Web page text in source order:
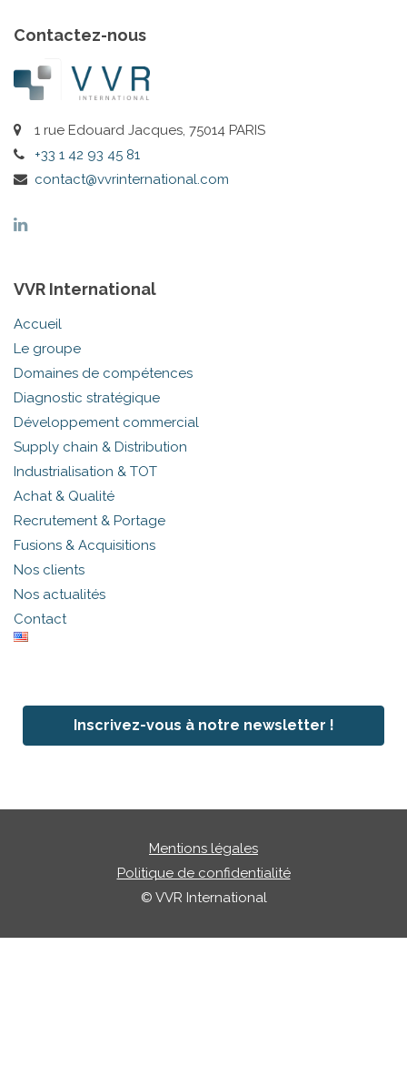
Contactez-nous
1 rue Edouard Jacques, 75014 PARIS
+33 1 42 93 45 81
contact@vvrinternational.com
VVR International
Accueil
Le groupe
Domaines de compétences
Diagnostic stratégique
Développement commercial
Supply chain & Distribution
Industrialisation & TOT
Achat & Qualité
Recrutement & Portage
Fusions & Acquisitions
Nos clients
Nos actualités
Contact
Inscrivez-vous à notre newsletter !
Mentions légales
Politique de confidentialité
© VVR International